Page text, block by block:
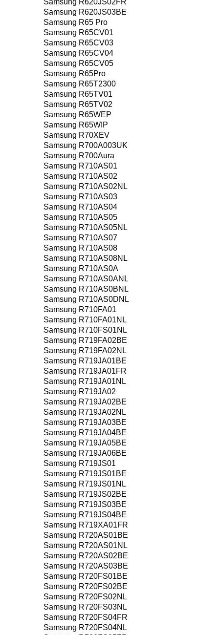
Samsung R620JS02FR
Samsung R620JS03BE
Samsung R65 Pro
Samsung R65CV01
Samsung R65CV03
Samsung R65CV04
Samsung R65CV05
Samsung R65Pro
Samsung R65T2300
Samsung R65TV01
Samsung R65TV02
Samsung R65WEP
Samsung R65WIP
Samsung R70XEV
Samsung R700A003UK
Samsung R700Aura
Samsung R710AS01
Samsung R710AS02
Samsung R710AS02NL
Samsung R710AS03
Samsung R710AS04
Samsung R710AS05
Samsung R710AS05NL
Samsung R710AS07
Samsung R710AS08
Samsung R710AS08NL
Samsung R710AS0A
Samsung R710AS0ANL
Samsung R710AS0BNL
Samsung R710AS0DNL
Samsung R710FA01
Samsung R710FA01NL
Samsung R710FS01NL
Samsung R719FA02BE
Samsung R719FA02NL
Samsung R719JA01BE
Samsung R719JA01FR
Samsung R719JA01NL
Samsung R719JA02
Samsung R719JA02BE
Samsung R719JA02NL
Samsung R719JA03BE
Samsung R719JA04BE
Samsung R719JA05BE
Samsung R719JA06BE
Samsung R719JS01
Samsung R719JS01BE
Samsung R719JS01NL
Samsung R719JS02BE
Samsung R719JS03BE
Samsung R719JS04BE
Samsung R719XA01FR
Samsung R720AS01BE
Samsung R720AS01NL
Samsung R720AS02BE
Samsung R720AS03BE
Samsung R720FS01BE
Samsung R720FS02BE
Samsung R720FS02NL
Samsung R720FS03NL
Samsung R720FS04FR
Samsung R720FS04NL